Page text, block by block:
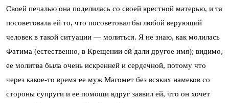
Своей печалью она поделилась со своей крестной матерью, и та
посоветовала ей то, что посоветовал бы любой верующий
человек в такой ситуации — молиться. Я не знаю, как молилась
Фатима (естественно, в Крещении ей дали другое имя); видимо,
ее молитва была очень искренней и сердечной, потому что
через какое-то время ее муж Магомет без всяких намеков со
стороны супруги и ее помощи вдруг заявил ей, что он хочет